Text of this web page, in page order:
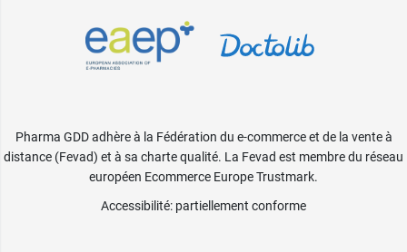
Pharma GDD adhère à la Fédération du e-commerce et de la vente à
distance (Fevad) et à sa charte qualité. La Fevad est membre du réseau
européen Ecommerce Europe Trustmark.
Accessibilité: partiellement conforme